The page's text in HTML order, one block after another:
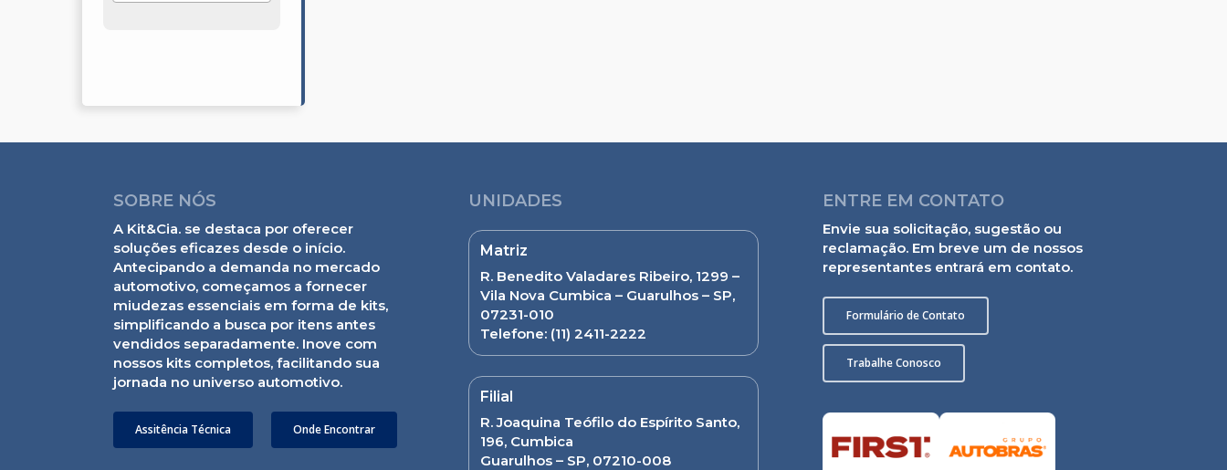
SOBRE NÓS
A Kit&Cia. se destaca por oferecer
soluções eficazes desde o início.
Antecipando a demanda no mercado
automotivo, começamos a fornecer
miudezas essenciais em forma de kits,
simplificando a busca por itens antes
vendidos separadamente. Inove com
nossos kits completos, facilitando sua
jornada no universo automotivo.
Assitência Técnica Onde Encontrar
UNIDADES
Matriz
R. Benedito Valadares Ribeiro, 1299 –
Vila Nova Cumbica – Guarulhos – SP,
07231-010
Telefone: (11) 2411-2222
Filial
R. Joaquina Teófilo do Espírito Santo,
196, Cumbica
Guarulhos – SP, 07210-008
ENTRE EM CONTATO
Envie sua solicitação, sugestão ou
reclamação. Em breve um de nossos
representantes entrará em contato.
Formulário de Contato
Trabalhe Conosco